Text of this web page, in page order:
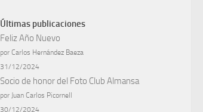
Últimas publicaciones
Feliz Año Nuevo
por Carlos Hernández Baeza
31/12/2024
Socio de honor del Foto Club Almansa
por Juan Carlos Picornell
30/12/2024